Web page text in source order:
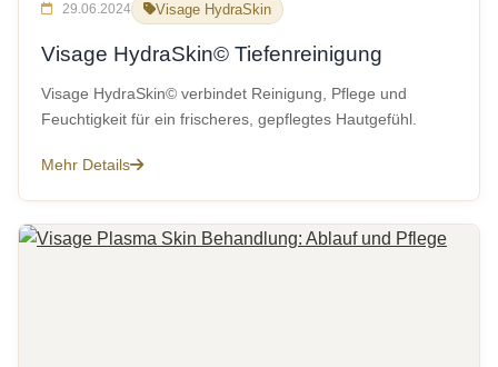
29.06.2024 Visage HydraSkin
Visage HydraSkin© Tiefenreinigung
Visage HydraSkin© verbindet Reinigung, Pflege und
Feuchtigkeit für ein frischeres, gepflegtes Hautgefühl.
Mehr Details